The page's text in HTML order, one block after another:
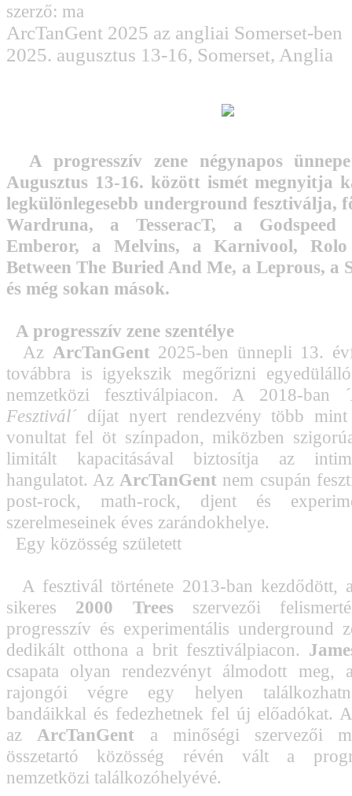
szerző: ma
ArcTanGent 2025 az angliai Somerset-ben
2025. augusztus 13-16, Somerset, Anglia
A progresszív zene négynapos
Augusztus 13-16. között ismét megnyitja
legkülönlegesebb underground fesztiválja,
Wardruna, a TesseracT, a Godspeed
Emberor, a Melvins, a Karnivool, Rolo
Between The Buried And Me, a Leprous, a
és még sokan mások.
A progresszív zene szentélye
Az ArcTanGent 2025-ben ünnepli 13.
továbbra is igyekszik megőrizni
nemzetközi fesztiválpiacon. A 2018-ban
Fesztivál´ díjat nyert rendezvény több
vonultat fel öt színpadon, miközben
limitált kapacitásával biztosítja az
hangulatot. Az ArcTanGent nem csupán
post-rock, math-rock, djent és
szerelmeseinek éves zarándokhelye.
Egy közösség született
A fesztivál története 2013-ban kezdődött,
sikeres 2000 Trees szervezői
progresszív és experimentális underground
dedikált otthona a brit fesztiválpiacon.
csapata olyan rendezvényt álmodott meg,
rajongói végre egy helyen
bandáikkal és fedezhetnek fel új előadókat.
az ArcTanGent a minőségi szervezői
összetartó közösség révén vált a
nemzetközi találkozóhelyévé.